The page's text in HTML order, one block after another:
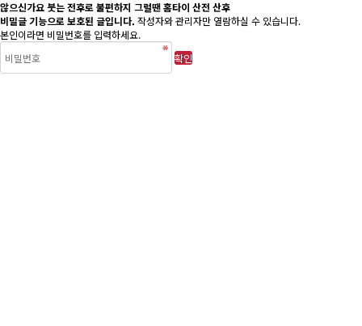
않으신가요 붓는 전후로 불편하지 그럴땐 홈타이 산전 산후
비밀글 기능으로 보호된 글입니다. 작성자와 관리자만 열람하실 수 있습니다.
본인이라면 비밀번호를 입력하세요.